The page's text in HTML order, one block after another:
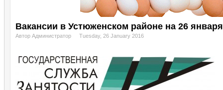
Вакансии в Устюженском районе на 26
Автор Администратор Tuesday, 26 January 2016